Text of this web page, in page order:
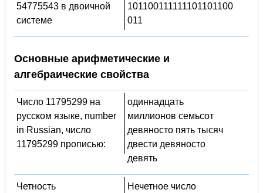
54775543 в двоичной
системе
101100111111101101100
011
Основные арифметические и
алгебраические свойства
Число 11795299 на
русском языке, number
in Russian, число
11795299 прописью:
одиннадцать
миллионов семьсот
девяносто пять тысяч
двести девяносто
девять
Четность
Нечетное число